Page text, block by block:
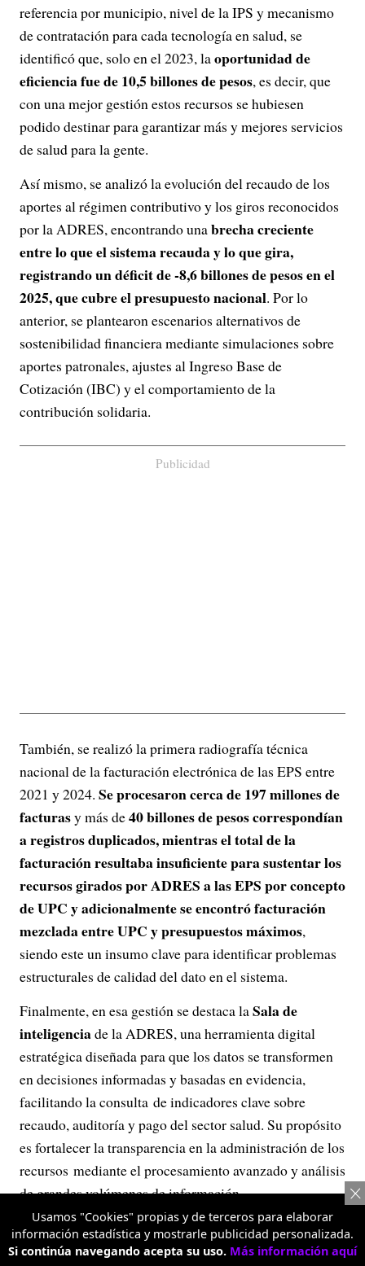
referencia por municipio, nivel de la IPS y mecanismo
de contratación para cada tecnología en salud, se
identificó que, solo en el 2023, laoportunidad de
eficiencia fue de 10,5 billones de pesos, es decir, que
con una mejor gestión estos recursos se hubiesen
podido destinar para garantizar más y mejores servicios
de salud para la gente.
Así mismo, se analizó la evolución del recaudo de los
aportes al régimen contributivo y los giros reconocidos
por la ADRES, encontrando unabrecha creciente
entre lo que el sistema recauda y lo que gira,
registrando un déficit de -8,6 billones de pesos en el
2025, que cubre el presupuesto nacional. Por lo
anterior, se plantearon escenarios alternativos de
sostenibilidad financiera mediante simulaciones sobre
aportes patronales, ajustes al Ingreso Base de
Cotización (IBC) y el comportamiento de la
contribución solidaria.
Publicidad
También, se realizó la primera radiografía técnica
nacional de la facturación electrónica de las EPS entre
2021 y 2024. Se procesaron cerca de 197 millones de
facturasy más de40 billones de pesos correspondían
a registros duplicados, mientras el total de la
facturación resultaba insuficiente para sustentar los
recursos girados por ADRES a las EPS por concepto
de UPC y adicionalmente se encontró facturación
mezclada entre UPC y presupuestos máximos,
siendo este un insumo clave para identificar problemas
estructurales de calidad del dato en el sistema.
Finalmente, en esa gestión se destaca laSala de
inteligenciade la ADRES, una herramienta digital
estratégica diseñada para que los datos se transformen
en decisiones informadas y basadas en evidencia,
facilitando la consulta de indicadores clave sobre
recaudo, auditoría y pago del sector salud. Su propósito
es fortalecer la transparencia en la administración de los
recursos mediante el procesamiento avanzado y análisis
de grandes volúmenes de información.
Publicidad
Usamos "Cookies" propias y de terceros para elaborar
información estadística y mostrarle publicidad personalizada.
Si continúa navegando acepta su uso. Más información aquí